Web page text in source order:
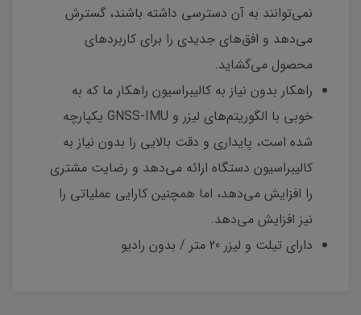
نمی‌توانند به آن دسترسی داشته باشند، گسترش
می‌دهد و افق‌های جدیدی را برای کاربردهای
محصول می‌گشاید.
راهکار بدون نیاز به کالیبراسیون راهکار ما که به
خوبی با الگوریتم‌های لیزر و GNSS-IMU یکپارچه
شده است، پایداری و دقت بالایی را بدون نیاز به
کالیبراسیون دستگاه ارائه می‌دهد و رضایت مشتری
را افزایش می‌دهد، اما همچنین کارایی عملیاتی را
نیز افزایش می‌دهد.
دارای تیلت و لیزر 20 متر / بدون رادیو